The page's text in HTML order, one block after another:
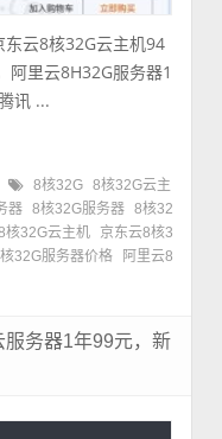
云8核32G云主机94
阿里云8H32G服务器1
讯 ...
8核32G
8核32G云主
器 8核32G服务器 8核32
核32G云主机
京东云8核3
32G服务器价格
阿里云8
服务器1年99元，新